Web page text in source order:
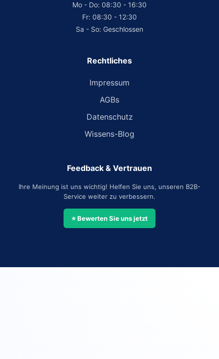
Mo - Do: 08:30 - 16:30
Fr: 08:30 - 12:30
Sa - So: Geschlossen
Rechtliches
Impressum
AGBs
Datenschutz
Wissens-Blog
Feedback & Vertrauen
Ihre Meinung ist uns wichtig! Helfen Sie uns, unseren B2B-
Service weiter zu verbessern.
⭐ Bewerten Sie uns jetzt